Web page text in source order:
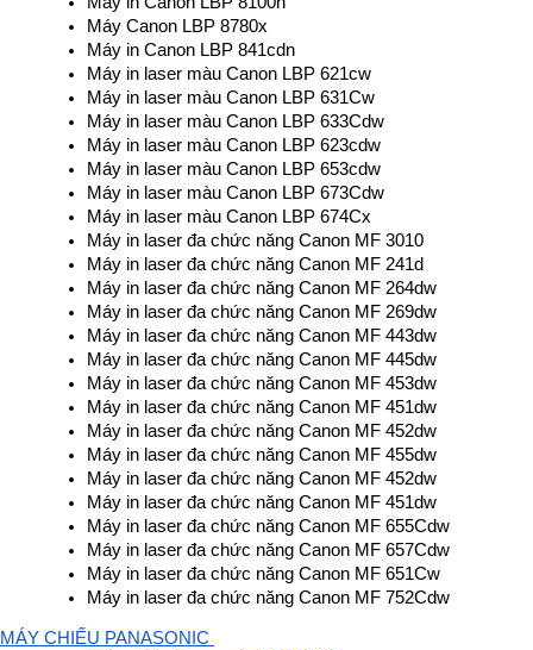
Máy Canon LBP 8780x
Máy in Canon LBP 841cdn
Máy in laser màu Canon LBP 621cw
Máy in laser màu Canon LBP 631Cw
Máy in laser màu Canon LBP 633Cdw
Máy in laser màu Canon LBP 623cdw
Máy in laser màu Canon LBP 653cdw
Máy in laser màu Canon LBP 673Cdw
Máy in laser màu Canon LBP 674Cx
Máy in laser đa chức năng Canon MF 3010
Máy in laser đa chức năng Canon MF 241d
Máy in laser đa chức năng Canon MF 264dw
Máy in laser đa chức năng Canon MF 269dw
Máy in laser đa chức năng Canon MF 443dw
Máy in laser đa chức năng Canon MF 445dw
Máy in laser đa chức năng Canon MF 453dw
Máy in laser đa chức năng Canon MF 451dw
Máy in laser đa chức năng Canon MF 452dw
Máy in laser đa chức năng Canon MF 455dw
Máy in laser đa chức năng Canon MF 452dw
Máy in laser đa chức năng Canon MF 451dw
Máy in laser đa chức năng Canon MF 655Cdw
Máy in laser đa chức năng Canon MF 657Cdw
Máy in laser đa chức năng Canon MF 651Cw
Máy in laser đa chức năng Canon MF 752Cdw
MÁY CHIẾU PANASONIC